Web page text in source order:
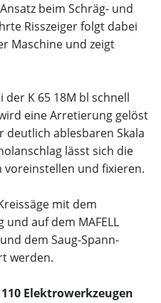
beim Schräg- und
Risszeiger folgt dabei
Maschine und zeigt
K 65 18M bl schnell
eine Arretierung gelöst
deutlich ablesbaren Skala
lässt sich die
voreinstellen und fixieren.
mit dem
auf dem MAFELL
dem Saug-Spann-
werden.
Elektrowerkzeugen